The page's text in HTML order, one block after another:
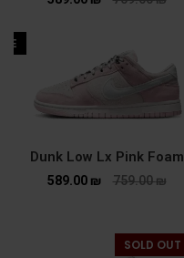
Dunk Low Lx Pink Foam
759.00₪
589.00 ₪
SOLD OUT